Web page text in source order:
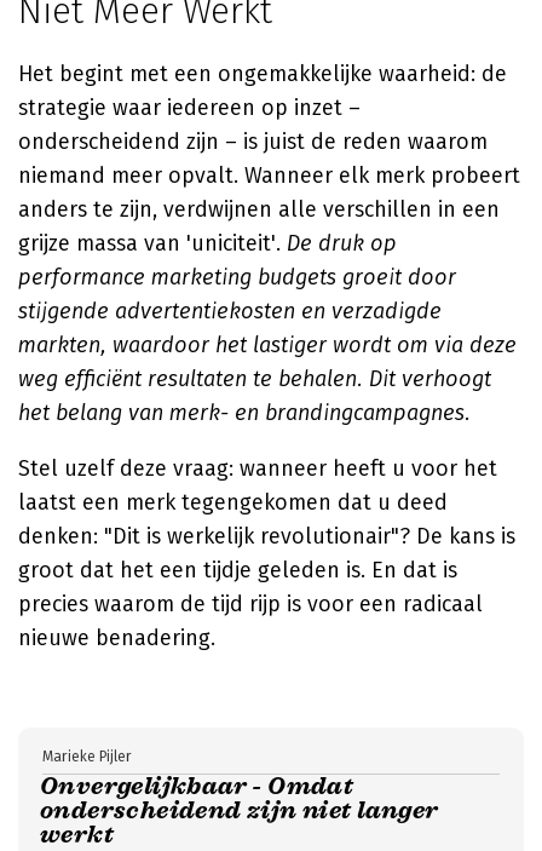
Niet Meer Werkt
Het begint met een ongemakkelijke waarheid: de
strategie waar iedereen op inzet –
onderscheidend zijn – is juist de reden waarom
niemand meer opvalt. Wanneer elk merk probeert
anders te zijn, verdwijnen alle verschillen in een
grijze massa van 'uniciteit'. De druk op
performance marketing budgets groeit door
stijgende advertentiekosten en verzadigde
markten, waardoor het lastiger wordt om via deze
weg efficiënt resultaten te behalen. Dit verhoogt
het belang van merk- en brandingcampagnes.
Stel uzelf deze vraag: wanneer heeft u voor het
laatst een merk tegengekomen dat u deed
denken: "Dit is werkelijk revolutionair"? De kans is
groot dat het een tijdje geleden is. En dat is
precies waarom de tijd rijp is voor een radicaal
nieuwe benadering.
Onvergelijkbaar - Omdat
onderscheidend zijn niet langer
werkt
Marieke Pijler